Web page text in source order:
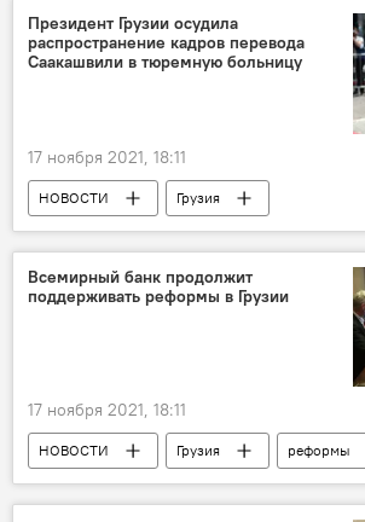
Президент Грузии осудила
распространение кадров перевода
Саакашвили в тюремную больницу
17 ноября 2021, 18:11
НОВОСТИ
Грузия
Михаил Саакашвили
Саломе
Возвращение и арест Саакашвили
Всемирный банк продолжит
поддерживать реформы в Грузии
17 ноября 2021, 18:11
НОВОСТИ Грузия
реформы
Всемирный банк